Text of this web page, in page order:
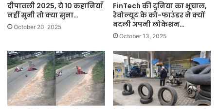
दीपावली 2025, ये 10 कहानियाँ
नहीं सुनी तो क्या सुना…
October 20, 2025
FinTech की दुनिया का भूचाल,
रेवोल्यूट के को-फाउंडर ने क्यों
बदली अपनी लोकेशन…
October 13, 2025